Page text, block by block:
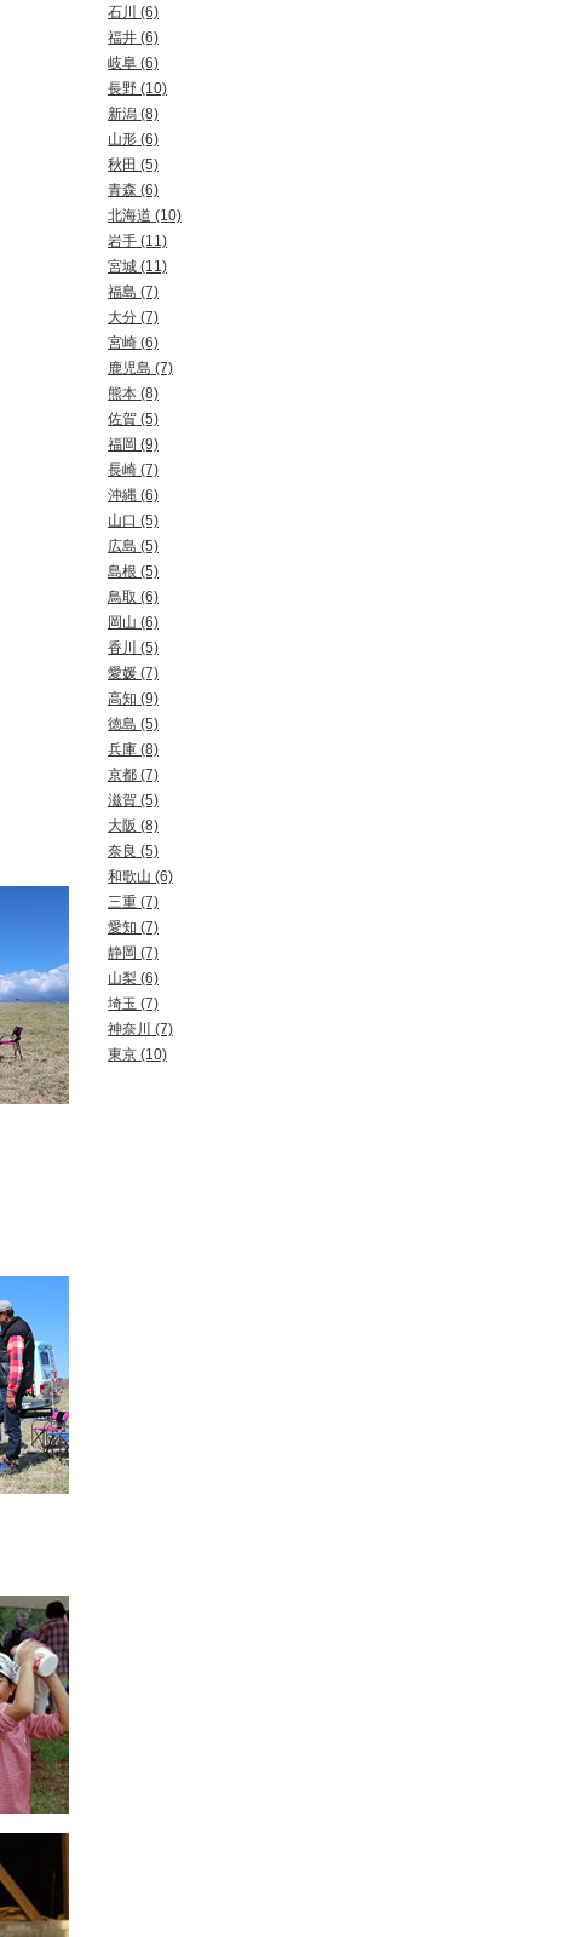
石川 (6)
福井 (6)
岐阜 (6)
長野 (10)
新潟 (8)
山形 (6)
秋田 (5)
青森 (6)
北海道 (10)
岩手 (11)
宮城 (11)
福島 (7)
大分 (7)
宮崎 (6)
鹿児島 (7)
熊本 (8)
佐賀 (5)
福岡 (9)
長崎 (7)
沖縄 (6)
山口 (5)
広島 (5)
島根 (5)
鳥取 (6)
岡山 (6)
香川 (5)
愛媛 (7)
高知 (9)
徳島 (5)
兵庫 (8)
京都 (7)
滋賀 (5)
大阪 (8)
奈良 (5)
和歌山 (6)
三重 (7)
愛知 (7)
静岡 (7)
山梨 (6)
埼玉 (7)
神奈川 (7)
東京 (10)